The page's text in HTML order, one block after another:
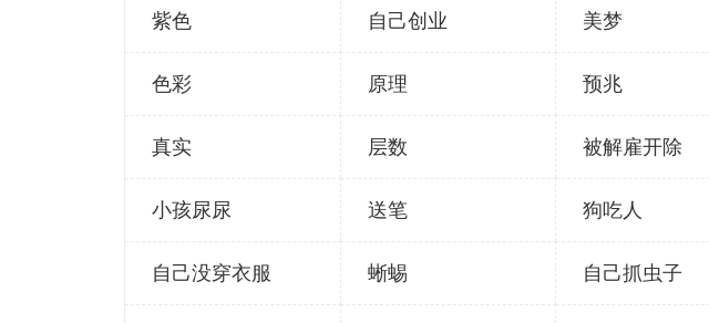
紫色 自己创业 美梦
色彩 原理 预兆
真实 层数 被解雇开除
小孩尿尿 送笔 狗吃人
自己没穿衣服 蜥蜴 自己抓虫子